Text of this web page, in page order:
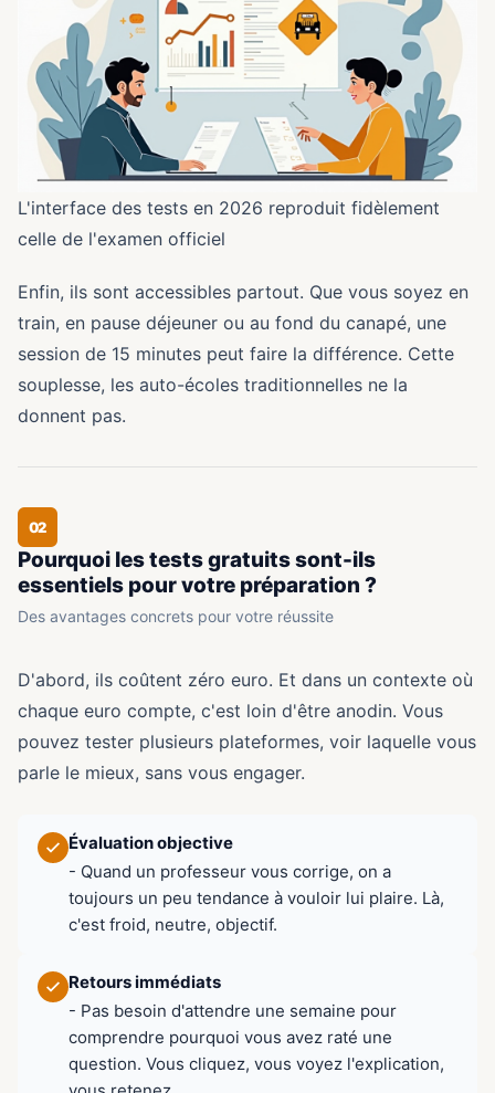
L'interface des tests en 2026 reproduit fidèlement
celle de l'examen officiel
Enfin, ils sont accessibles partout. Que vous soyez en
train, en pause déjeuner ou au fond du canapé, une
session de 15 minutes peut faire la différence. Cette
souplesse, les auto-écoles traditionnelles ne la
donnent pas.
02
Pourquoi les tests gratuits sont-ils
essentiels pour votre préparation ?
Des avantages concrets pour votre réussite
D'abord, ils coûtent zéro euro. Et dans un contexte où
chaque euro compte, c'est loin d'être anodin. Vous
pouvez tester plusieurs plateformes, voir laquelle vous
parle le mieux, sans vous engager.
Évaluation objective
- Quand un professeur vous corrige, on a
toujours un peu tendance à vouloir lui plaire. Là,
c'est froid, neutre, objectif.
Retours immédiats
- Pas besoin d'attendre une semaine pour
comprendre pourquoi vous avez raté une
question. Vous cliquez, vous voyez l'explication,